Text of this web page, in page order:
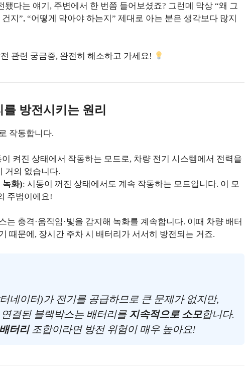
다는 얘기, 주변에서 한 번쯤 들어보셨죠? 그런데 막상 “왜 그
지”, “어떻게 막아야 하는지” 제대로 아는 분은 생각보다 많지
관련 궁금증, 완전히 해소하고 가세요!
방전시키는 원리
작동합니다.
이 켜진 상태에서 작동하는 모드로, 차량 전기 시스템에서 전력을
거의 없습니다.
녹화): 시동이 꺼진 상태에서도 계속 작동하는 모드입니다. 이 모
주범이에요!
는 충격·움직임·빛을 감지해 녹화를 계속합니다. 이때 차량 배터
때문에, 장시간 주차 시 배터리가 서서히 방전되는 거죠.
네이터)가 전기를 공급하므로 큰 문제가 없지만,
결된 블랙박스는 배터리를 지속적으로 소모합니다.
터리조합이라면 방전 위험이 매우 높아요!